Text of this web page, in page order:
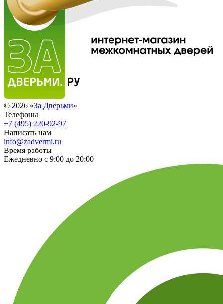
© 2026 «За Дверьми»
Телефоны
+7 (495) 220-92-97
Написать нам
info@zadvermi.ru
Время работы
Ежедневно с 9:00 до 20:00